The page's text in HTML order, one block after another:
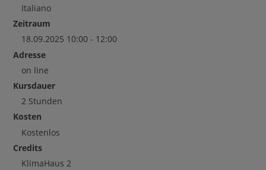
Italiano
Zeitraum
18.09.2025 10:00 - 12:00
Adresse
on line
Kursdauer
2 Stunden
Kosten
Kostenlos
Credits
KlimaHaus 2